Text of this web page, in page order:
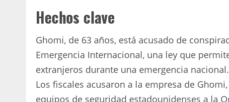
Hechos clave
Ghomi, de 63 años, está acusado de
Emergencia Internacional, una ley que
extranjeros durante una emergencia nacional.
Los fiscales acusaron a la empresa de
equipos de seguridad estadounidenses a la